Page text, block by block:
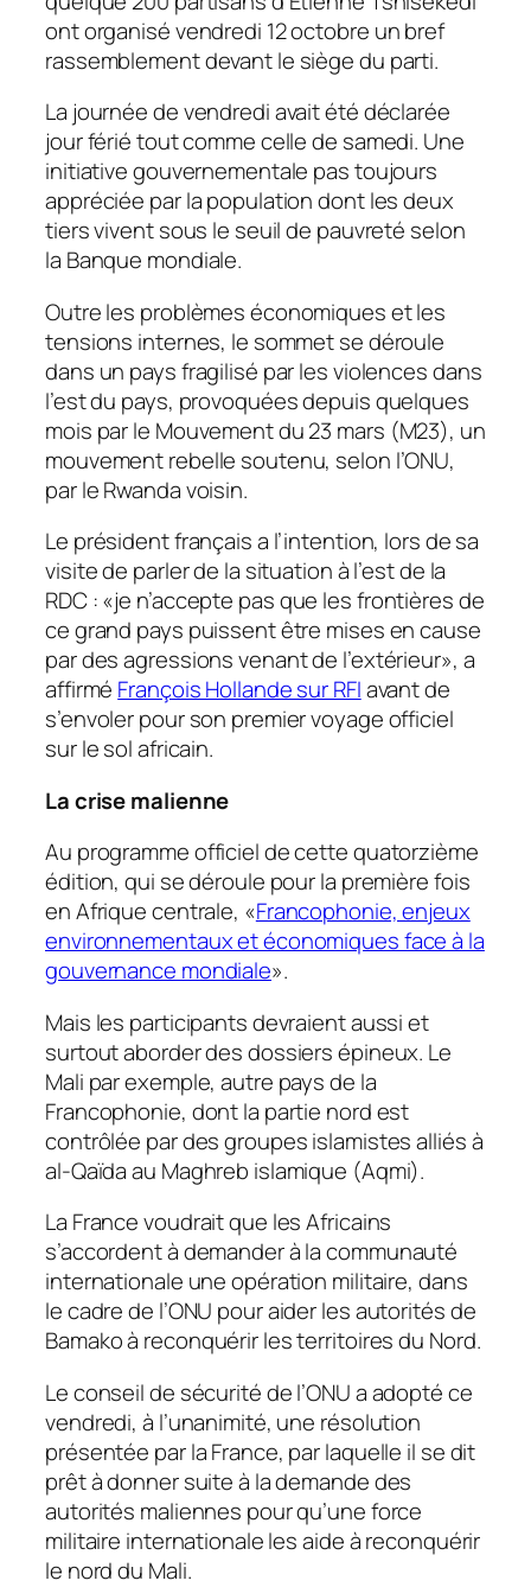
ont organisé vendredi 12 octobre un bref
rassemblement devant le siège du parti.
La journée de vendredi avait été déclarée
jour férié tout comme celle de samedi. Une
initiative gouvernementale pas toujours
appréciée par la population dont les deux
tiers vivent sous le seuil de pauvreté selon
la Banque mondiale.
Outre les problèmes économiques et les
tensions internes, le sommet se déroule
dans un pays fragilisé par les violences dans
l’est du pays, provoquées depuis quelques
mois par le Mouvement du 23 mars (M23), un
mouvement rebelle soutenu, selon l’ONU,
par le Rwanda voisin.
Le président français a l’intention, lors de sa
visite de parler de la situation à l’est de la
RDC : «je n’accepte pas que les frontières de
ce grand pays puissent être mises en cause
par des agressions venant de l’extérieur», a
affirmé François Hollande sur RFIavant de
s’envoler pour son premier voyage officiel
sur le sol africain.
La crise malienne
Au programme officiel de cette quatorzième
édition, qui se déroule pour la première fois
en Afrique centrale, «Francophonie, enjeux
environnementaux et économiques face à la
gouvernance mondiale».
Mais les participants devraient aussi et
surtout aborder des dossiers épineux. Le
Mali par exemple, autre pays de la
Francophonie, dont la partie nord est
contrôlée par des groupes islamistes alliés à
al-Qaïda au Maghreb islamique (Aqmi).
La France voudrait que les Africains
s’accordent à demander à la communauté
internationale une opération militaire, dans
le cadre de l’ONU pour aider les autorités de
Bamako à reconquérir les territoires du Nord.
Le conseil de sécurité de l’ONU a adopté ce
vendredi, à l’unanimité, une résolution
présentée par la France, par laquelle il se dit
prêt à donner suite à la demande des
autorités maliennes pour qu’une force
militaire internationale les aide à reconquérir
le nord du Mali.